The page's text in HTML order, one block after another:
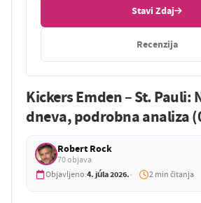
Stavi Zdaj
Recenzija
Kickers Emden – St. Pauli:
dneva, podrobna analiza
Robert Rock
70 objava
Objavljeno:4. júla 2026. 2 min čitanja